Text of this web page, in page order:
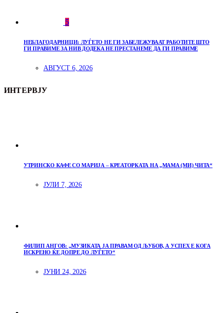
5
НЕБЛАГОДАРНИЦИ: ЛУЃЕТО НЕ ГИ ЗАБЕЛЕЖУВААТ РАБОТИТЕ ШТО
ГИ ПРАВИМЕ ЗА НИВ ДОДЕКА НЕ ПРЕСТАНЕМЕ ДА ГИ ПРАВИМЕ
АВГУСТ 6, 2026
ИНТЕРВЈУ
УТРИНСКО КАФЕ СО МАРИЈА – КРЕАТОРКАТА НА „МАМА (МИ) ЧИТА“
ЈУЛИ 7, 2026
ФИЛИП АНГОВ: „МУЗИКАТА ЈА ПРАВАМ ОД ЉУБОВ, А УСПЕХ Е КОГА
ИСКРЕНО ЌЕ ДОПРЕ ДО ЛУЃЕТО“
ЈУНИ 24, 2026